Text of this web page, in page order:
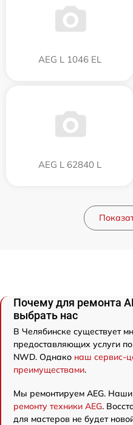
AEG L 1046 EL
AEG L 62840 L
Почему для ремонта
выбрать нас
В Челябинске существует
предоставляющих услуги
NWD. Однако наш сервис-
преимуществами.
Мы ремонтируем AEG.
ремонту техники AEG.
для мастеров не будет